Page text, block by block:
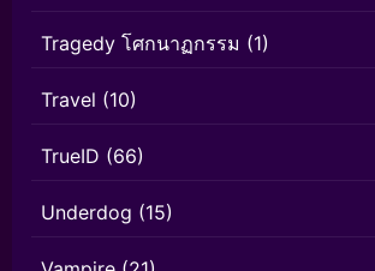
Tragedy โศกนาฏกรรม (1)
Travel (10)
TrueID (66)
Underdog (15)